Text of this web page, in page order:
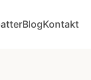
BlogKontakt